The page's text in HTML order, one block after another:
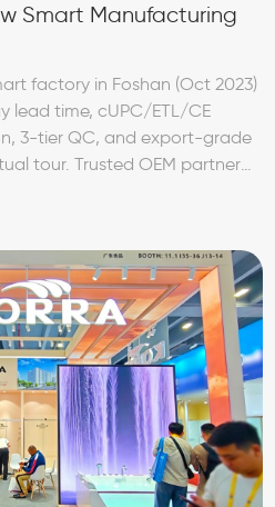
Smart Manufacturing
factory in Foshan (Oct 2023)
lead time, cUPC/ETL/CE
3-tier QC, and export-grade
tour. Trusted OEM partner